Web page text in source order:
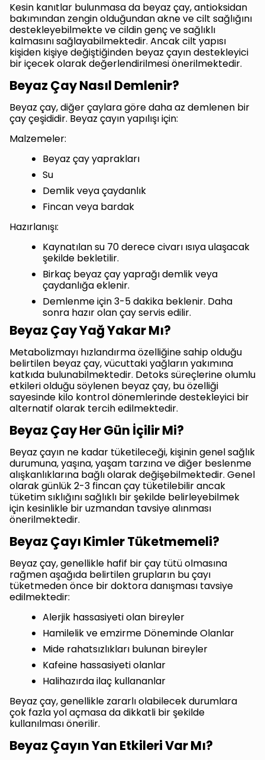
Kesin kanıtlar bulunmasa da beyaz çay, antioksidan
bakımından zengin olduğundan akne ve cilt sağlığını
destekleyebilmekte ve cildin genç ve sağlıklı
kalmasını sağlayabilmektedir. Ancak cilt yapısı
kişiden kişiye değiştiğinden beyaz çayın destekleyici
bir içecek olarak değerlendirilmesi önerilmektedir.
Beyaz Çay Nasıl Demlenir?
Beyaz çay, diğer çaylara göre daha az demlenen bir
çay çeşididir. Beyaz çayın yapılışı için:
Malzemeler:
Beyaz çay yaprakları
Su
Demlik veya çaydanlık
Fincan veya bardak
Hazırlanışı:
Kaynatılan su 70 derece civarı ısıya ulaşacak
şekilde bekletilir.
Birkaç beyaz çay yaprağı demlik veya
çaydanlığa eklenir.
Demlenme için 3-5 dakika beklenir. Daha
sonra hazır olan çay servis edilir.
Beyaz Çay Yağ Yakar Mı?
Metabolizmayı hızlandırma özelliğine sahip olduğu
belirtilen beyaz çay, vücuttaki yağların yakımına
katkıda bulunabilmektedir. Detoks süreçlerine olumlu
etkileri olduğu söylenen beyaz çay, bu özelliği
sayesinde kilo kontrol dönemlerinde destekleyici bir
alternatif olarak tercih edilmektedir.
Beyaz Çay Her Gün İçilir Mi?
Beyaz çayın ne kadar tüketileceği, kişinin genel sağlık
durumuna, yaşına, yaşam tarzına ve diğer beslenme
alışkanlıklarına bağlı olarak değişebilmektedir. Genel
olarak günlük 2-3 fincan çay tüketilebilir ancak
tüketim sıklığını sağlıklı bir şekilde belirleyebilmek
için kesinlikle bir uzmandan tavsiye alınması
önerilmektedir.
Beyaz Çayı Kimler Tüketmemeli?
Beyaz çay, genellikle hafif bir çay tütü olmasına
rağmen aşağıda belirtilen grupların bu çayı
tüketmeden önce bir doktora danışması tavsiye
edilmektedir:
Alerjik hassasiyeti olan bireyler
Hamilelik ve emzirme Döneminde Olanlar
Mide rahatsızlıkları bulunan bireyler
Kafeine hassasiyeti olanlar
Halihazırda ilaç kullananlar
Beyaz çay, genellikle zararlı olabilecek durumlara
çok fazla yol açmasa da dikkatli bir şekilde
kullanılması önerilir.
Beyaz Çayın Yan Etkileri Var Mı?